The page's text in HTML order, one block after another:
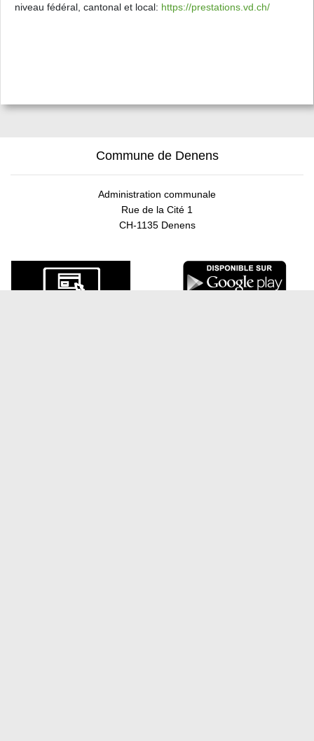
niveau fédéral, cantonal et local: https://prestations.vd.ch/
Commune de Denens
Administration communale
Rue de la Cité 1
CH-1135 Denens